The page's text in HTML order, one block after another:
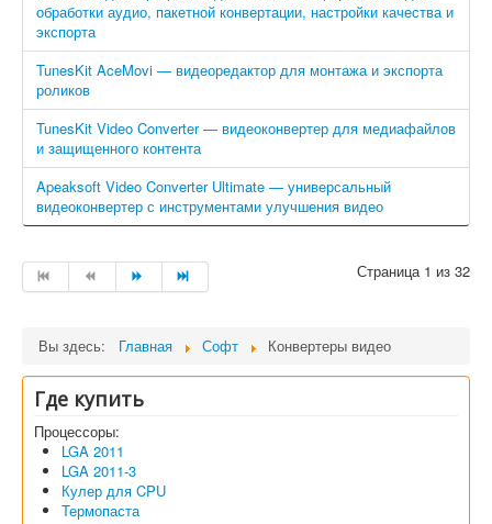
обработки аудио, пакетной конвертации, настройки качества и
экспорта
TunesKit AceMovi — видеоредактор для монтажа и экспорта
роликов
TunesKit Video Converter — видеоконвертер для медиафайлов
и защищенного контента
Apeaksoft Video Converter Ultimate — универсальный
видеоконвертер с инструментами улучшения видео
Страница 1 из 32
Вы здесь: Главная Софт Конвертеры видео
Где купить
Процессоры:
LGA 2011
LGA 2011-3
Кулер для CPU
Термопаста